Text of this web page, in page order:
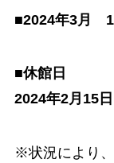
■2024年3月
■休館日
2024年2月15
※状況により